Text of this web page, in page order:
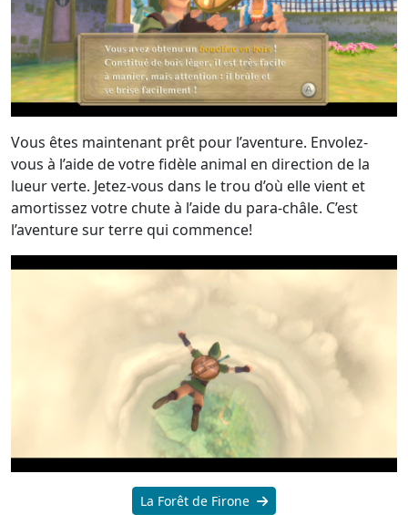
Vous êtes maintenant prêt pour l’aventure. Envolez-
vous à l’aide de votre fidèle animal en direction de la
lueur verte. Jetez-vous dans le trou d’où elle vient et
amortissez votre chute à l’aide du para-châle. C’est
l’aventure sur terre qui commence!
La Forêt de Firone